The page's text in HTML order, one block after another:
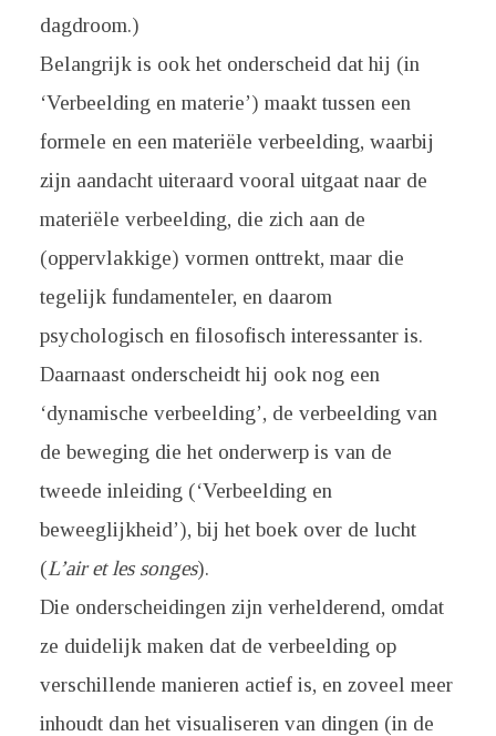
dagdroom.)
Belangrijk is ook het onderscheid dat hij (in
‘Verbeelding en materie’) maakt tussen een
formele en een materiële verbeelding, waarbij
zijn aandacht uiteraard vooral uitgaat naar de
materiële verbeelding, die zich aan de
(oppervlakkige) vormen onttrekt, maar die
tegelijk fundamenteler, en daarom
psychologisch en filosofisch interessanter is.
Daarnaast onderscheidt hij ook nog een
‘dynamische verbeelding’, de verbeelding van
de beweging die het onderwerp is van de
tweede inleiding (‘Verbeelding en
beweeglijkheid’), bij het boek over de lucht
(L’air et les songes).
Die onderscheidingen zijn verhelderend, omdat
ze duidelijk maken dat de verbeelding op
verschillende manieren actief is, en zoveel meer
inhoudt dan het visualiseren van dingen (in de